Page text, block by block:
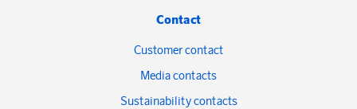
Contact
Customer contact
Media contacts
Sustainability contacts